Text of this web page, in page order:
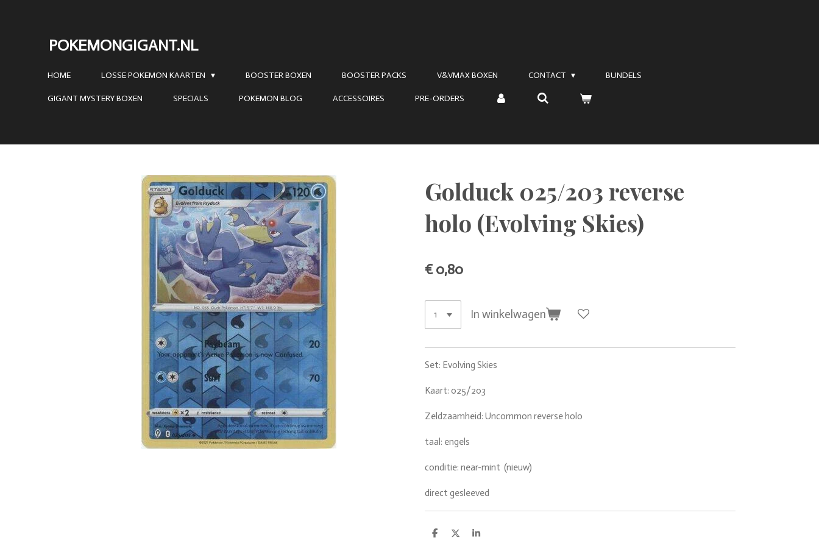
hoofdinhoud
POKEMONGIGANT.NL
HOME LOSSE POKEMON KAARTEN BOOSTER BOXEN BOOSTER PACKS V&VMAX BOXEN CONTACT BUNDELS
GIGANT MYSTERY BOXEN SPECIALS POKEMON BLOG ACCESSOIRES PRE-ORDERS
Golduck 025/203 reverse
holo (Evolving Skies)
€ 0,80
In winkelwagen
Set: Evolving Skies
Kaart: 025/203
Zeldzaamheid: Uncommon reverse holo
taal: engels
conditie: near-mint (nieuw)
direct gesleeved
D
D
S